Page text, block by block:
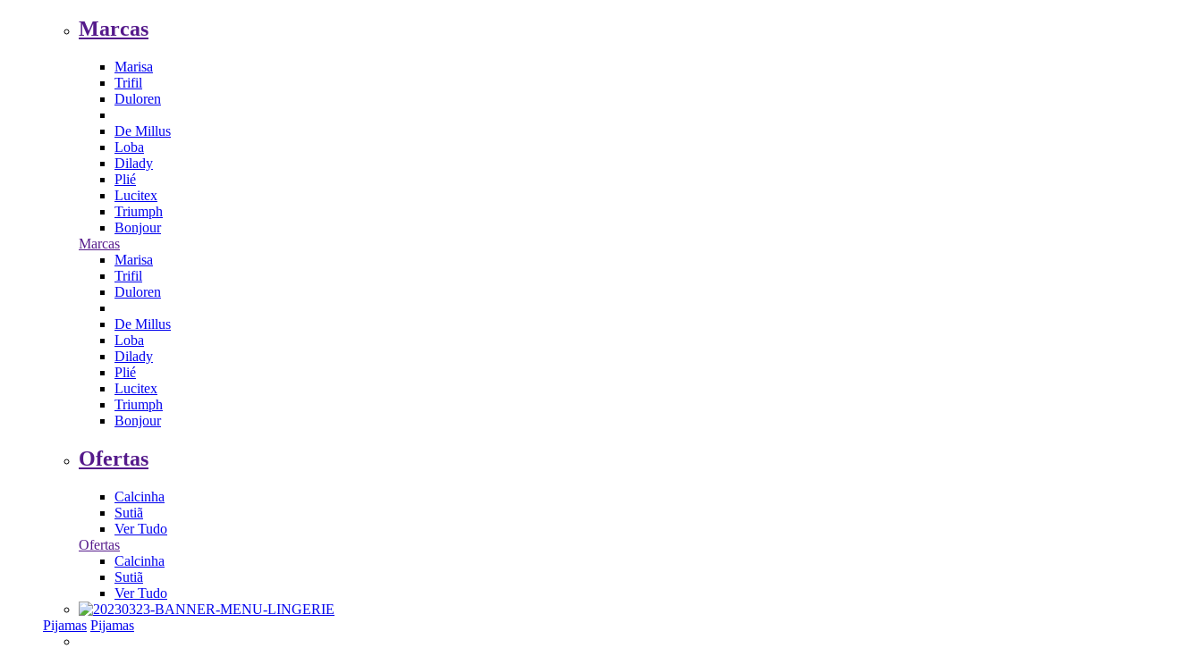
Marcas
Marisa
Trifil
Duloren
De Millus
Loba
Dilady
Plié
Lucitex
Triumph
Bonjour
Marcas
Marisa
Trifil
Duloren
De Millus
Loba
Dilady
Plié
Lucitex
Triumph
Bonjour
Ofertas
Calcinha
Sutiã
Ver Tudo
Ofertas
Calcinha
Sutiã
Ver Tudo
Pijamas Pijamas